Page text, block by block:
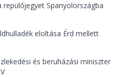
Spanyolországba
eloltása Érd mellett
és beruházási miniszter